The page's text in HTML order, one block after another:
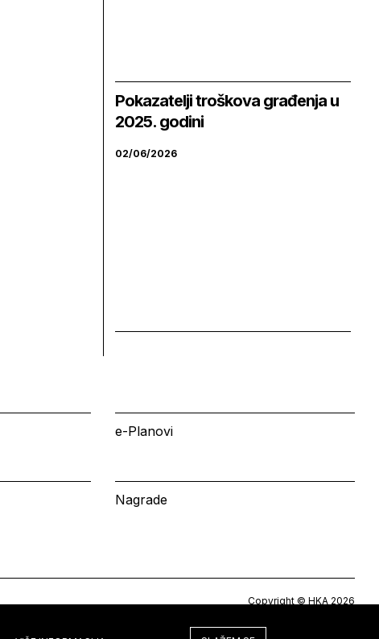
Pokazatelji troškova građenja u
2025. godini
02/06/2026
e-Planovi
Nagrade
Copyright © HKA 2026